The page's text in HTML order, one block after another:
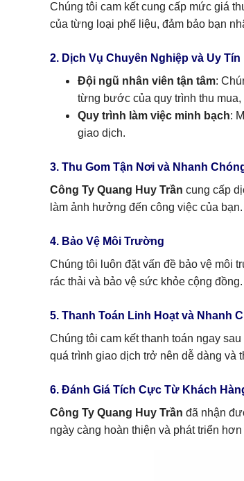
Chúng tôi cam kết cung cấp mức giá
của từng loại phế liệu, đảm bảo bạn
2. Dịch Vụ Chuyên Nghiệp và Uy Tín
Đội ngũ nhân viên tận tâm:
từng bước của quy trình thu
Quy trình làm việc minh bạch:
giao dịch.
3. Thu Gom Tận Nơi và Nhanh
Công Ty Quang Huy Trần cung cấp
làm ảnh hưởng đến công việc của bạn.
4. Bảo Vệ Môi Trường
Chúng tôi luôn đặt vấn đề bảo vệ môi
rác thải và bảo vệ sức khỏe cộng
5. Thanh Toán Linh Hoạt và Nhanh
Chúng tôi cam kết thanh toán ngay
quá trình giao dịch trở nên dễ dàng và
6. Đánh Giá Tích Cực Từ Khách
Công Ty Quang Huy Trần đã nhận
ngày càng hoàn thiện và phát triển